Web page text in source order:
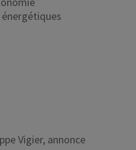
Vigier, annonce